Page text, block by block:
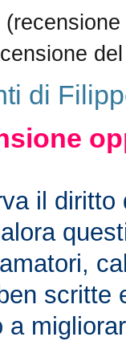
di
il diritto
scritte
a